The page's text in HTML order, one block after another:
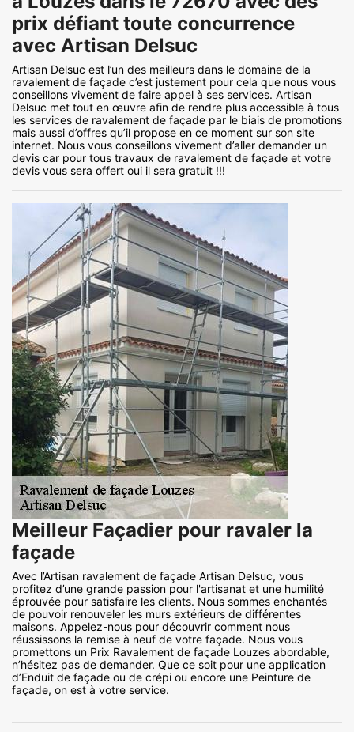
prix défiant toute concurrence
avec Artisan Delsuc
Artisan Delsuc est l’un des meilleurs dans le domaine de la
ravalement de façade c’est justement pour cela que nous vous
conseillons vivement de faire appel à ses services. Artisan
Delsuc met tout en œuvre afin de rendre plus accessible à tous
les services de ravalement de façade par le biais de promotions
mais aussi d’offres qu’il propose en ce moment sur son site
internet. Nous vous conseillons vivement d’aller demander un
devis car pour tous travaux de ravalement de façade et votre
devis vous sera offert oui il sera gratuit !!!
Meilleur Façadier pour ravaler la
façade
Avec l’Artisan ravalement de façade Artisan Delsuc, vous
profitez d’une grande passion pour l'artisanat et une humilité
éprouvée pour satisfaire les clients. Nous sommes enchantés
de pouvoir renouveler les murs extérieurs de différentes
maisons. Appelez-nous pour découvrir comment nous
réussissons la remise à neuf de votre façade. Nous vous
promettons un Prix Ravalement de façade Louzes abordable,
n’hésitez pas de demander. Que ce soit pour une application
d’Enduit de façade ou de crépi ou encore une Peinture de
façade, on est à votre service.